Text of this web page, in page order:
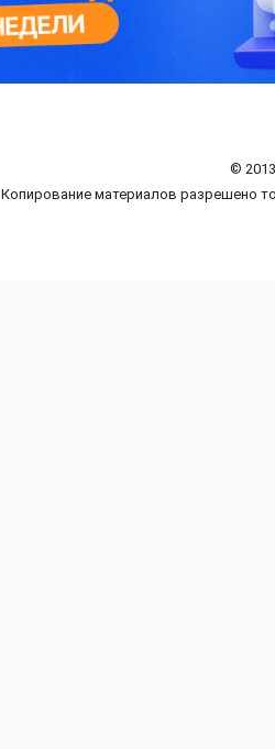
©
Копирование материалов разрешено